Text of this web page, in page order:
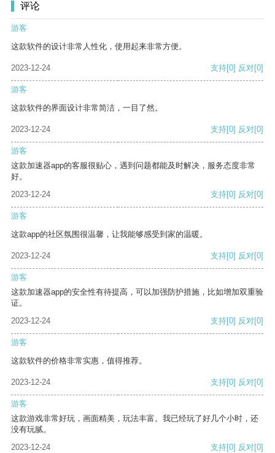
评论
游客
这款软件的设计非常人性化，使用起来非常方便。
2023-12-24 支持[0] 反对[0]
游客
这款软件的界面设计非常简洁，一目了然。
2023-12-24 支持[0] 反对[0]
游客
这款加速器app的客服很贴心，遇到问题都能及时解决，服务态度非常
好。
2023-12-24
支持[0] 反对[0]
游客
这款app的社区氛围很温馨，让我能够感受到家的温暖。
2023-12-24 支持[0] 反对[0]
游客
这款加速器app的安全性有待提高，可以加强防护措施，比如增加双重验
证。
2023-12-24
支持[0] 反对[0]
游客
这款软件的价格非常实惠，值得推荐。
2023-12-24 支持[0] 反对[0]
游客
这款游戏非常好玩，画面精美，玩法丰富。我已经玩了好几个小时，还
没有玩腻。
2023-12-24
支持[0] 反对[0]